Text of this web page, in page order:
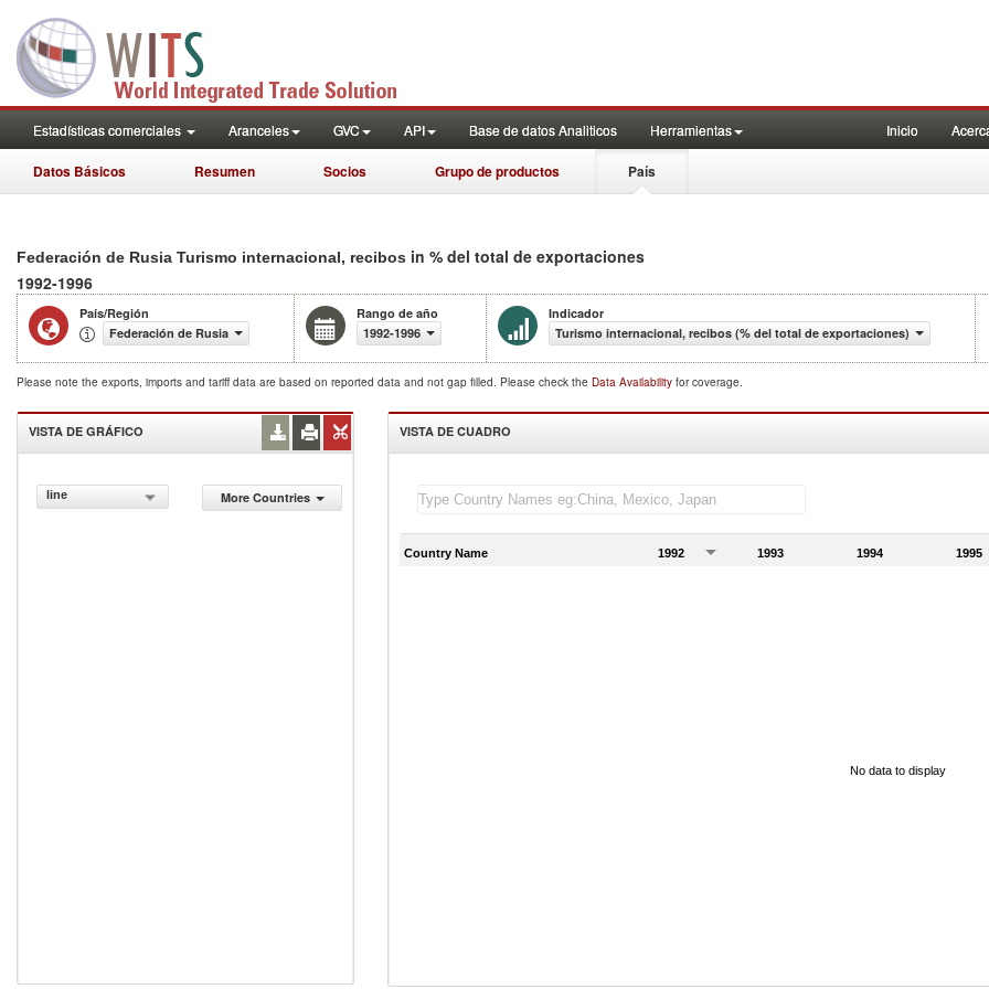
Estadísticas comerciales Aranceles GVC API Base de datos Analiticos Herramientas Inicio
Datos Básicos Resumen Socios Grupo de productos País
Federación de Rusia Turismo internacional, recibos in % del total de exportaciones
1992-1996
País/Región
Federación de Rusia
Rango de año
1992-1996
Indicador
Turismo internacional, recibos (% del total de exportaciones)
Please note the exports, imports and tariff data are based on reported data and not gap filled. Please check the Data Availability for coverage.
VISTA DE GRÁFICO
line More Countries
VISTA DE CUADRO
Country Name 1992 1993 1994 1995
No data to display